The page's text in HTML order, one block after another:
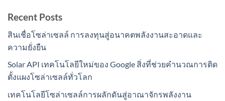
Recent Posts
สินเชื่อโซล่าเซลล์ การลงทุนสู่อนาคตพลังงานสะอาดและ
ความยั่งยืน
Solar API เทคโนโลยีใหม่ของ Google สิ่งที่ช่วยคำนวณการติด
ตั้งแผงโซล่าเซลล์ทั่วโลก
เทคโนโลยีโซล่าเซลล์การผลักดันสู่อาณาจักรพลังงาน